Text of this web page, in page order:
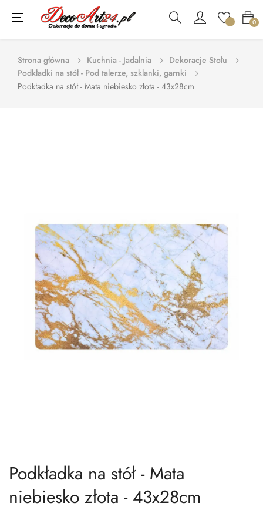
0
Toggle
navigation
☰
Strona główna Kuchnia - Jadalnia
Dekoracje Stołu
Podkładki na stół - Pod talerze, szklanki, garnki
Podkładka na stół - Mata niebiesko złota - 43x28cm
Podkładka na stół - Mata
niebiesko złota - 43x28cm